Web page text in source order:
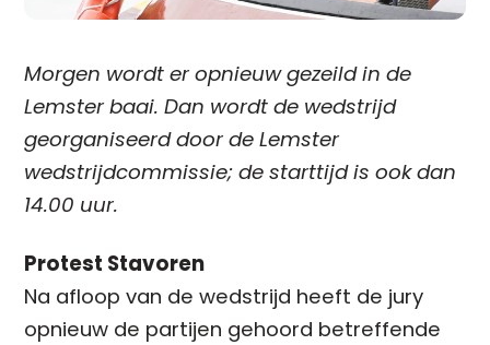
Morgen wordt er opnieuw gezeild in de
Lemster baai. Dan wordt de wedstrijd
georganiseerd door de Lemster
wedstrijdcommissie; de starttijd is ook dan
14.00 uur.
Protest Stavoren
Na afloop van de wedstrijd heeft de jury
opnieuw de partijen gehoord betreffende